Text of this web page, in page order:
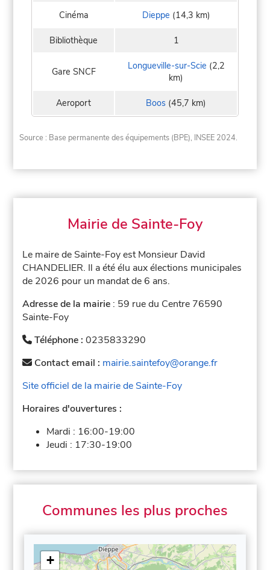
Cinéma Dieppe (14,3 km)
Bibliothèque 1
Gare SNCF Longueville-sur-Scie (2,2
km)
Aeroport Boos (45,7 km)
Source : Base permanente des équipements (BPE), INSEE 2024.
Mairie de Sainte-Foy
Le maire de Sainte-Foy est Monsieur David
CHANDELIER. Il a été élu aux élections municipales
de 2026 pour un mandat de 6 ans.
Adresse de la mairie : 59 rue du Centre 76590
Sainte-Foy
Téléphone :0235833290
Contact email : mairie.saintefoy@orange.fr
Site officiel de la mairie de Sainte-Foy
Horaires d'ouvertures :
Mardi : 16:00-19:00
Jeudi : 17:30-19:00
Communes les plus proches
+